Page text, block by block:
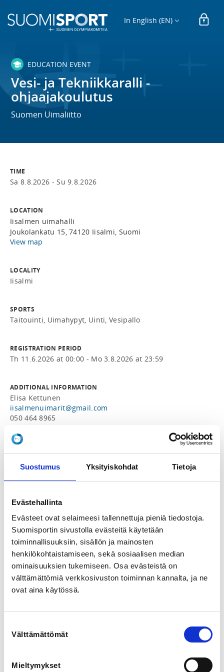
Suostumus Yksityiskohdat Tietoja
Evästehallinta
Evästeet ovat selaimeesi tallennettuja pieniä tiedostoja.
Suomisportin sivustolla evästeitä käytetään
toiminnallisuuksiin, sisällön ja mainosten
henkilökohtaistamiseen, sekä sosiaalisen median
ominaisuuksien tukemiseen. Osa evästeistä on
välttämättömiä verkkosivuston toiminnan kannalta, ja ne
ovat aina käytössä.
valinta
Välttämättömät
Mieltymykset
In English (EN)
EDUCATION EVENT
Vesi- ja Tekniikkaralli -
ohjaajakoulutus
Suomen Uimaliitto
TIME
Sa 8.8.2026 -Su 9.8.2026
LOCATION
Iisalmen uimahalli
Joukolankatu 15, 74120 Iisalmi, Suomi
View map
LOCALITY
Iisalmi
SPORTS
Taitouinti, Uimahypyt, Uinti, Vesipallo
REGISTRATION PERIOD
Th 11.6.2026 at 00:00 - Mo 3.8.2026 at 23:59
ADDITIONAL INFORMATION
Elisa Kettunen
iisalmenuimarit@gmail.com
050 464 8965
ORGANIZERS
Heidi Salo
Iisalmen uimarit järjestää Vesi- ja Tekniikkaralli -
ohjaajakoulutuksen 8.-9.8.2026 Iisalmen Saukko-
uimahallissa
KOULUTUKSEN TAVOITTEET JA SISÄLTÖ:
Koulutus antaa ohjaajalle perustiedot ja -taidot lasten
ohjaamiseen sekä valmiudet ohjata Vesi- ja
Tekniikkarallia. Päivä sisältää sekä teoriaa että
käytännön harjoituksia altaalla.
- taitotekijät ja vesitaitavuuden kehittäminen
(lajivaatimusanalyysi, startit & käännökset)